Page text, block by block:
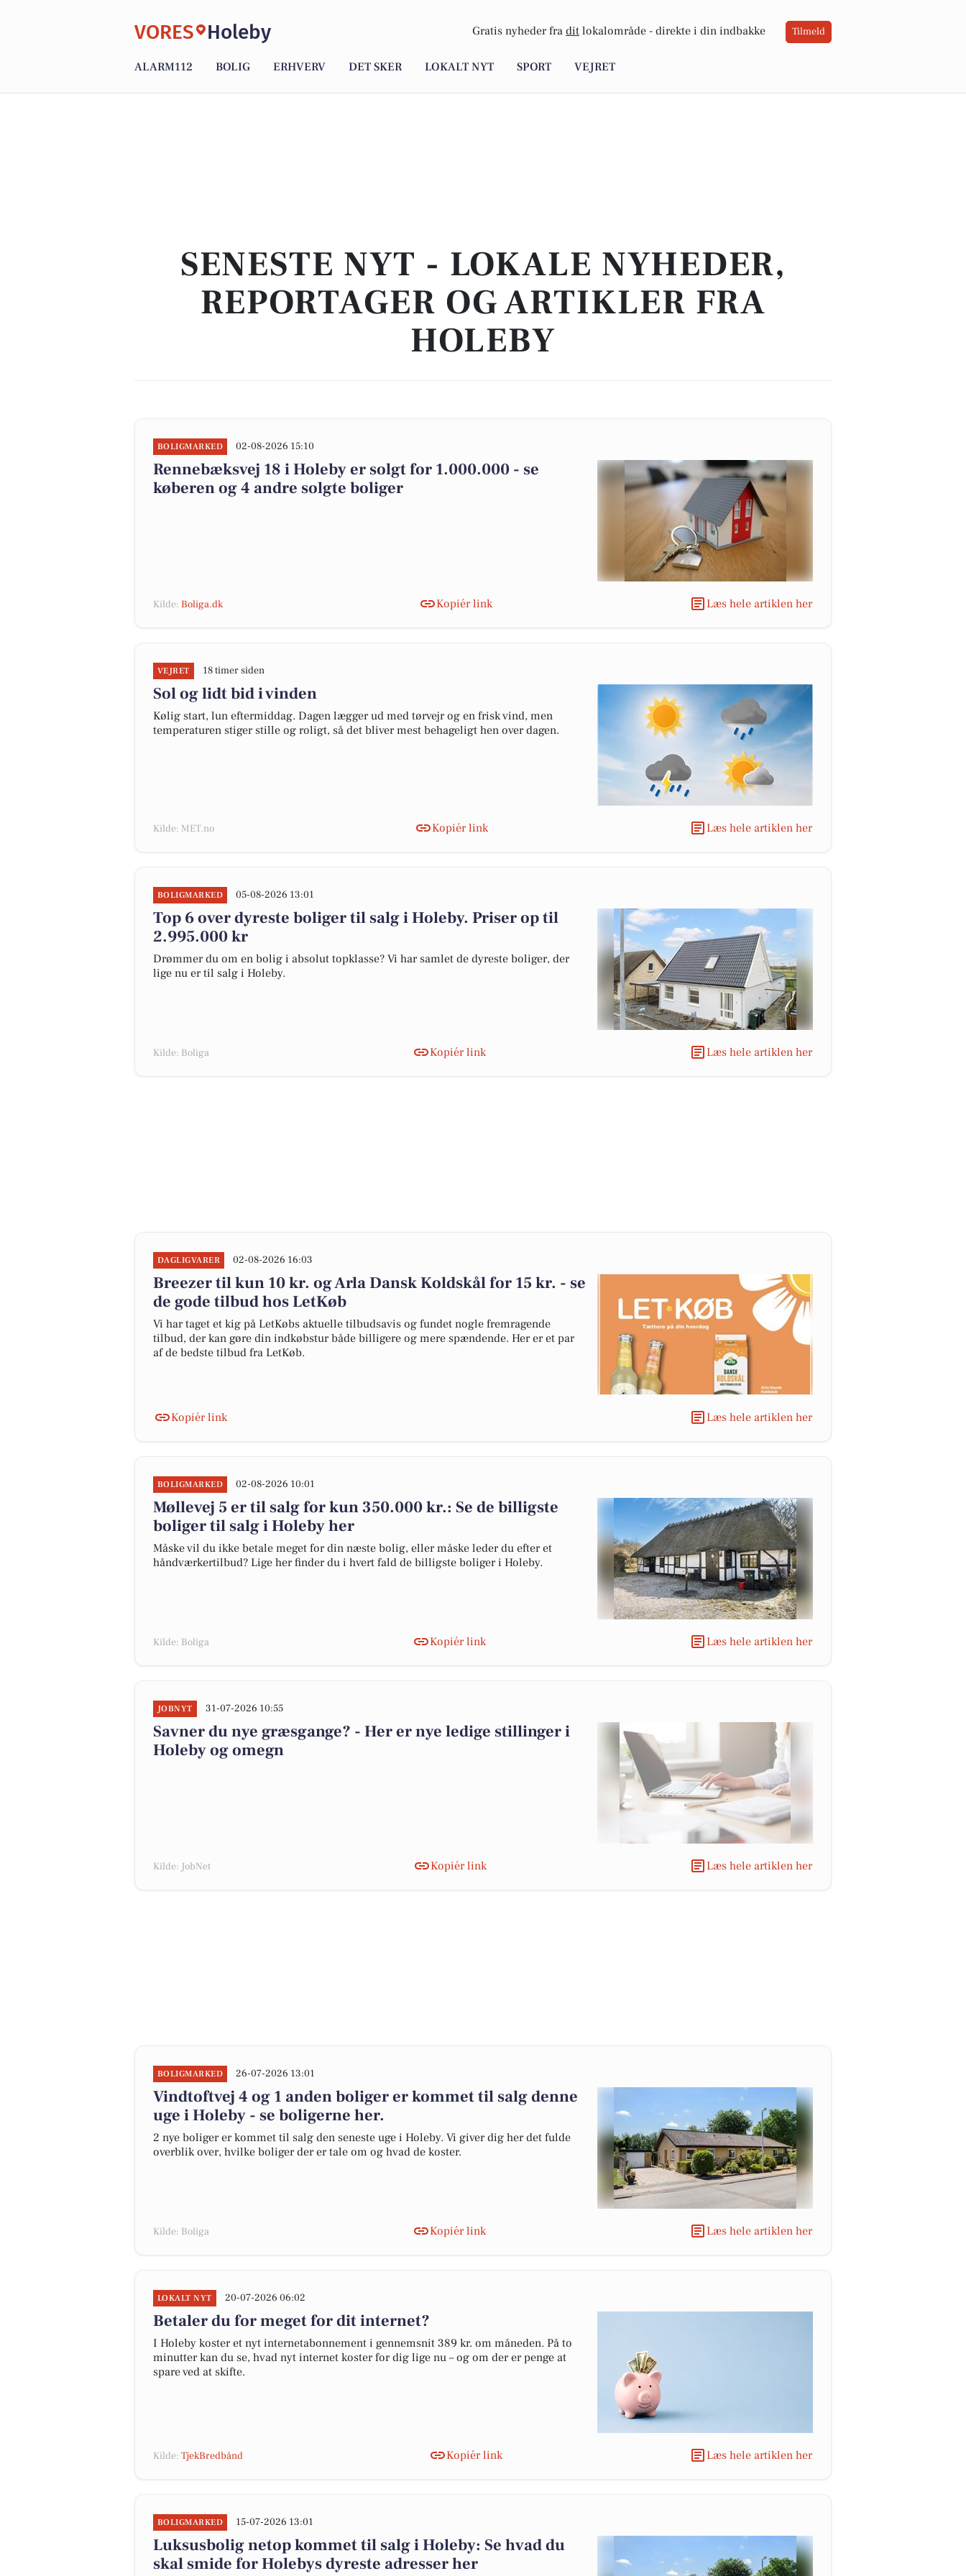
VORES Holeby Gratis nyheder fra dit lokalområde - direkte i din indbakke Tilmeld
ALARM112 BOLIG ERHVERV DET SKER LOKALT NYT SPORT VEJRET
SENESTE NYT - LOKALE NYHEDER,
REPORTAGER OG ARTIKLER FRA
HOLEBY
BOLIGMARKED 02-08-2026 15:10
Rennebæksvej 18 i Holeby er solgt for 1.000.000 - se
køberen og 4 andre solgte boliger
Kilde: Boliga.dk Kopiér link Læs hele artiklen her
VEJRET 18 timer siden
Sol og lidt bid i vinden
Kølig start, lun eftermiddag. Dagen lægger ud med tørvejr og en frisk vind, men
temperaturen stiger stille og roligt, så det bliver mest behageligt hen over dagen.
Kilde: MET.no Kopiér link Læs hele artiklen her
BOLIGMARKED 05-08-2026 13:01
Top 6 over dyreste boliger til salg i Holeby. Priser op til
2.995.000 kr
Drømmer du om en bolig i absolut topklasse? Vi har samlet de dyreste boliger, der
lige nu er til salg i Holeby.
Kilde: Boliga Kopiér link Læs hele artiklen her
DAGLIGVARER 02-08-2026 16:03
Breezer til kun 10 kr. og Arla Dansk Koldskål for 15 kr. - se
de gode tilbud hos LetKøb
Vi har taget et kig på LetKøbs aktuelle tilbudsavis og fundet nogle fremragende
tilbud, der kan gøre din indkøbstur både billigere og mere spændende. Her er et par
af de bedste tilbud fra LetKøb.
Kopiér link Læs hele artiklen her
BOLIGMARKED 02-08-2026 10:01
Møllevej 5 er til salg for kun 350.000 kr.: Se de billigste
boliger til salg i Holeby her
Måske vil du ikke betale meget for din næste bolig, eller måske leder du efter et
håndværkertilbud? Lige her finder du i hvert fald de billigste boliger i Holeby.
Kilde: Boliga Kopiér link Læs hele artiklen her
JOBNYT 31-07-2026 10:55
Savner du nye græsgange? - Her er nye ledige stillinger i
Holeby og omegn
Kilde: JobNet Kopiér link Læs hele artiklen her
BOLIGMARKED 26-07-2026 13:01
Vindtoftvej 4 og 1 anden boliger er kommet til salg denne
uge i Holeby - se boligerne her.
2 nye boliger er kommet til salg den seneste uge i Holeby. Vi giver dig her det fulde
overblik over, hvilke boliger der er tale om og hvad de koster.
Kilde: Boliga Kopiér link Læs hele artiklen her
LOKALT NYT 20-07-2026 06:02
Betaler du for meget for dit internet?
I Holeby koster et nyt internetabonnement i gennemsnit 389 kr. om måneden. På to
minutter kan du se, hvad nyt internet koster for dig lige nu – og om der er penge at
spare ved at skifte.
Kilde: TjekBredbånd Kopiér link Læs hele artiklen her
BOLIGMARKED 15-07-2026 13:01
Luksusbolig netop kommet til salg i Holeby: Se hvad du
skal smide for Holebys dyreste adresser her